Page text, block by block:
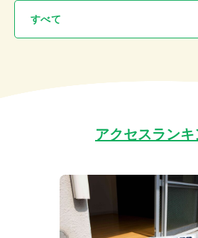
アクセスランキ